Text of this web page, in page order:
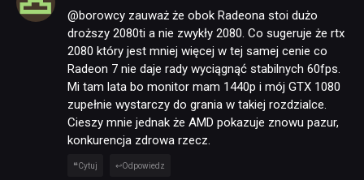
@borowcy zauważ że obok Radeona stoi dużo
droższy 2080ti a nie zwykły 2080. Co sugeruje że rtx
2080 który jest mniej więcej w tej samej cenie co
Radeon 7 nie daje rady wyciągnąć stabilnych 60fps.
Mi tam lata bo monitor mam 1440p i mój GTX 1080
zupełnie wystarczy do grania w takiej rozdzialce.
Cieszy mnie jednak że AMD pokazuje znowu pazur,
konkurencja zdrowa rzecz.
Cytuj Odpowiedz